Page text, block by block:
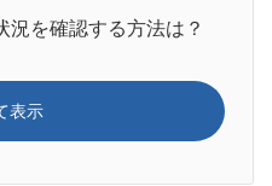
況を確認する方法は？
表示